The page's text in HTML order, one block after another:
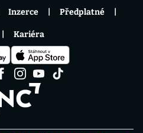
Inzerce Předplatné
Kariéra